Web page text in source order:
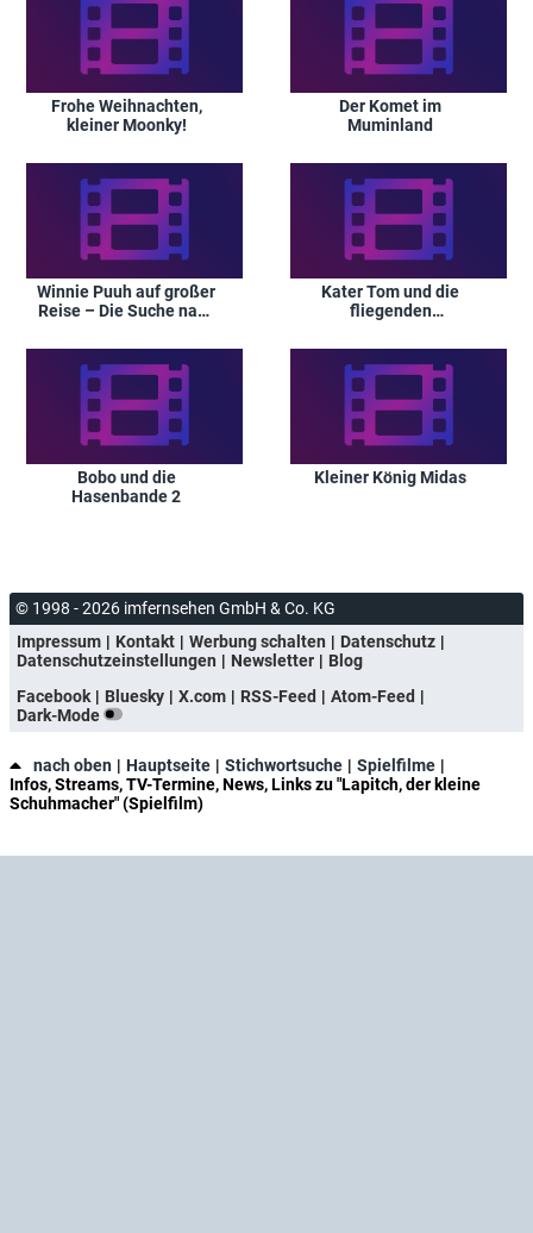
Frohe Weihnachten,
kleiner Moonky!
Der Komet im
Muminland
Winnie Puuh auf großer
Reise – Die Suche nach
Kater Tom und die
fliegenden
Bobo und die
Hasenbande 2
Kleiner König Midas
© 1998 - 2026 imfernsehen GmbH & Co. KG
Impressum
Kontakt Werbung schalten
Datenschutz
Datenschutzeinstellungen
Newsletter
Blog
Facebook
Bluesky X.com RSS-Feed
Atom-Feed
Dark-Mode
nach oben Hauptseite Stichwortsuche
Spielfilme
Infos, Streams, TV-Termine, News, Links zu "Lapitch, der kleine
Schuhmacher" (Spielfilm)